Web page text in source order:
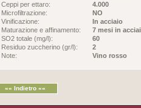
Ceppi per ettaro:
4.000
Microfiltrazione:
NO
Vinificazione:
In acciaio
Maturazione e affinamento:
7 mesi in
SO2 totale (mg/l):
60
Residuo zuccherino (gr/l):
2
Note:
Vino rosso
«« Indietro ««